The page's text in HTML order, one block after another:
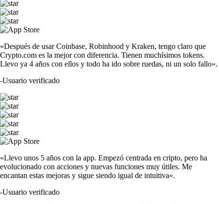
«Después de usar Coinbase, Robinhood y Kraken, tengo claro que
Crypto.com es la mejor con diferencia. Tienen muchísimos tokens.
Llevo ya 4 años con ellos y todo ha ido sobre ruedas, ni un solo fallo».
-Usuario verificado
«Llevo unos 5 años con la app. Empezó centrada en cripto, pero ha
evolucionado con acciones y nuevas funciones muy útiles. Me
encantan estas mejoras y sigue siendo igual de intuitiva».
-Usuario verificado